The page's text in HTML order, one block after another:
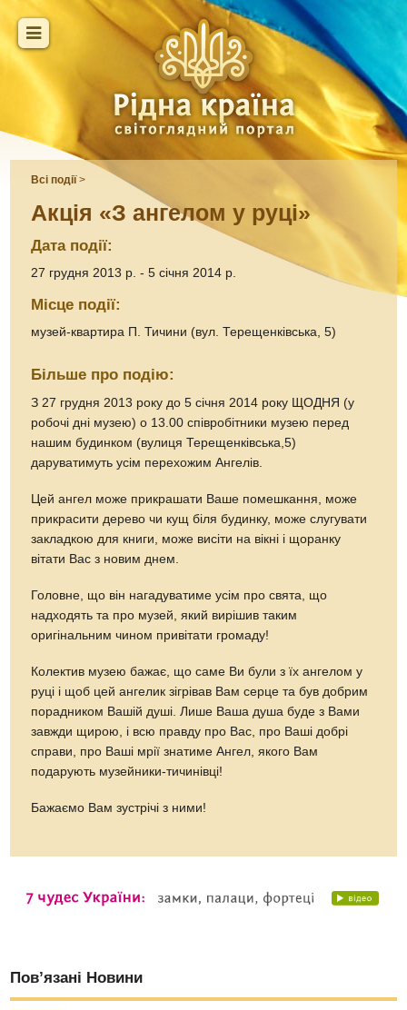
Всі події>
Акція «З ангелом у руці»
Дата події:
27 грудня 2013 р. - 5 січня 2014 р.
Місце події:
музей-квартира П. Тичини (вул. Терещенківська, 5)
Більше про подію:
З 27 грудня 2013 року до 5 січня 2014 року ЩОДНЯ (у
робочі дні музею) о 13.00 співробітники музею перед
нашим будинком (вулиця Терещенківська,5)
даруватимуть усім перехожим Ангелів.
Цей ангел може прикрашати Ваше помешкання, може
прикрасити дерево чи кущ біля будинку, може слугувати
закладкою для книги, може висіти на вікні і щоранку
вітати Вас з новим днем.
Головне, що він нагадуватиме усім про свята, що
надходять та про музей, який вирішив таким
оригінальним чином привітати громаду!
Колектив музею бажає, що саме Ви були з їх ангелом у
руці і щоб цей ангелик зігрівав Вам серце та був добрим
порадником Вашій душі. Лише Ваша душа буде з Вами
завжди щирою, і всю правду про Вас, про Ваші добрі
справи, про Ваші мрії знатиме Ангел, якого Вам
подарують музейники-тичинівці!
Бажаємо Вам зустрічі з ними!
Пов’язані Новини